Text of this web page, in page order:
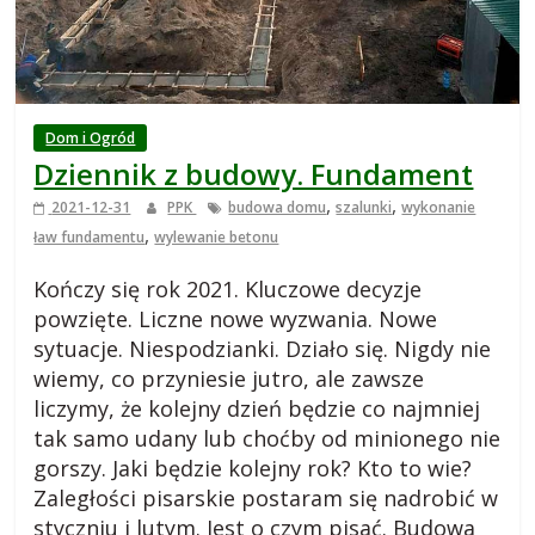
e
s
k
b
Dom i Ogród
Dziennik z budowy. Fundament
2021-12-31 PPK budowa domu,szalunki,wykonanie
ław fundamentu,wylewanie betonu
Kończy się rok 2021. Kluczowe decyzje
powzięte. Liczne nowe wyzwania. Nowe
sytuacje. Niespodzianki. Działo się. Nigdy nie
wiemy, co przyniesie jutro, ale zawsze
liczymy, że kolejny dzień będzie co najmniej
tak samo udany lub choćby od minionego nie
gorszy. Jaki będzie kolejny rok? Kto to wie?
Zaległości pisarskie postaram się nadrobić w
styczniu i lutym. Jest o czym pisać. Budowa